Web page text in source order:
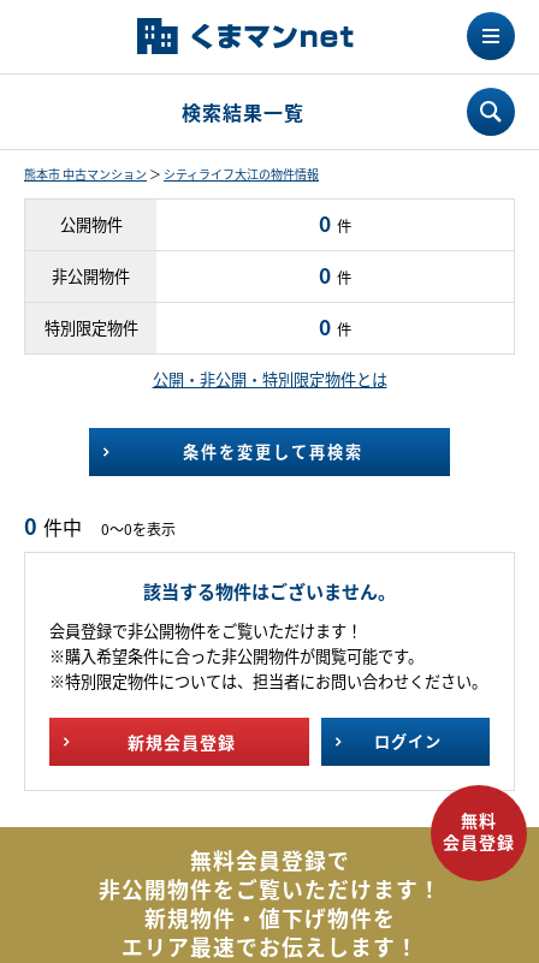
検索結果一覧
熊本市 中古マンション ＞ シティライフ大江の物件情報
公開物件 0 件
非公開物件 0 件
特別限定物件 0 件
公開・非公開・特別限定物件とは
条件を変更して再検索
0 件中 0～0を表示
該当する物件はございません。
会員登録で非公開物件をご覧いただけます！
※購入希望条件に合った非公開物件が閲覧可能です。
※特別限定物件については、担当者にお問い合わせください。
新規会員登録 ログイン
無料会員登録で
非公開物件をご覧いただけます！
新規物件・値下げ物件を
エリア最速でお伝えします！